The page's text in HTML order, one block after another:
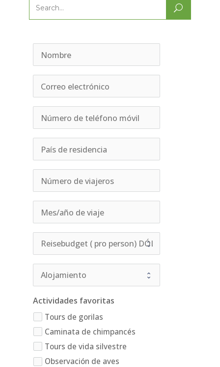
Search
Actividades favoritas
Tours de gorilas
Caminata de chimpancés
Tours de vida silvestre
Observación de aves